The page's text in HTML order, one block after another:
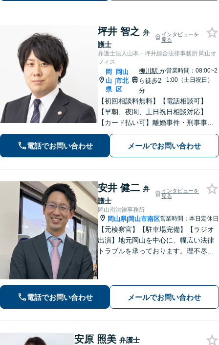
坪井 智之 弁
護士
インタビューを
見る
弁護士法人山本・坪井綜合法律事務所 岡山オ
フィス
岡
山
県
|
岡山
市北
区
柳川駅か
ら徒歩2
分
営業時間：08:00~2
1:00（土日祝日）
【初回相談料無料】【電話相談可】
【早朝、夜間、土日祝日相談対応】
【カード払い可】離婚事件・刑事事
件・交通事故の専門弁護士があなたの
お悩みを解決いたします。一人で悩ま
ずに新たな一歩をわたしたちと。
電話でお問い合わせ メールでお問い合わせ
安井 健二 弁
護士
インタビューを
見る
岡山南法律事務所
岡山県|岡山市南区営業時間：本日定休日
【元検察官】【駐車場完備】【ラジオ
出演】地元岡山を中心に、幅広い法律
トラブルを承っております。理不尽な
にご相談ください【WEB面談｜夜間面
談可】
電話でお問い合わせ メールでお問い合わせ
安原 照美 弁護士